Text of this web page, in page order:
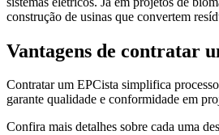
construção de usinas que convertem
Vantagens de contratar
Contratar um EPCista simplifica
garante qualidade e conformidade em
Confira mais detalhes sobre cada uma